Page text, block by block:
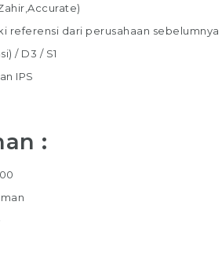
referensi dari perusahaan sebelumnya
/ D3 / S1
IPS
: